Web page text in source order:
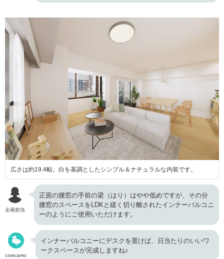
広さは約19.4帖。白を基調としたシンプル＆ナチュラルな内装です。
企画担当
正面の腰窓の手前の梁（はり）はやや低めですが、その分
腰窓のスペースをLDKと緩く切り離されたインナーバルコニ
ーのようにご使用いただけます。
cowcamo
インナーバルコニーにデスクを置けば、日当たりのいいワ
ークスペースが完成しますね♪